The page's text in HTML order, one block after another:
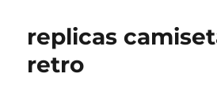
replicas
retro